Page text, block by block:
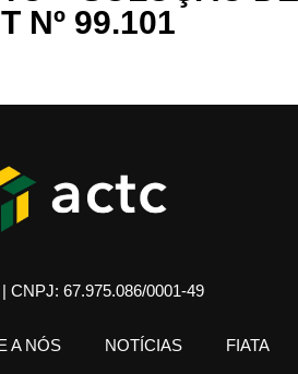
Nº 99.101
CNPJ: 67.975.086/0001-49
A NÓS NOTÍCIAS FIATA